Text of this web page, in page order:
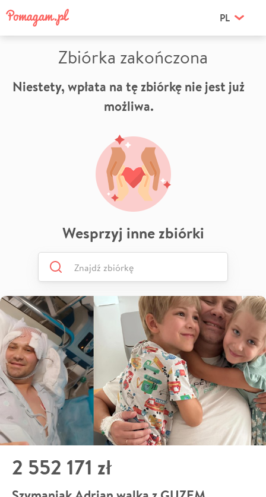
PL
Zbiórka zakończona
Niestety, wpłata na tę zbiórkę nie jest już
możliwa.
Wesprzyj inne zbiórki
2 552 171 zł